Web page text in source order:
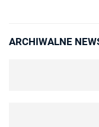
ARCHIWALNE